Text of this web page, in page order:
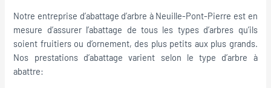
Notre entreprise d’abattage d’arbre à Neuille-Pont-Pierre est en
mesure d’assurer l’abattage de tous les types d’arbres qu’ils
soient fruitiers ou d’ornement, des plus petits aux plus grands.
Nos prestations d’abattage varient selon le type d’arbre à
abattre: